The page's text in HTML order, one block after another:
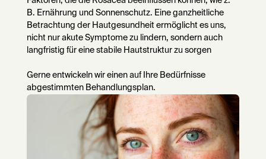
B. Ernährung und Sonnenschutz. Eine ganzheitliche
Betrachtung der Hautgesundheit ermöglicht es uns,
nicht nur akute Symptome zu lindern, sondern auch
langfristig für eine stabile Hautstruktur zu sorgen
Gerne entwickeln wir einen auf Ihre Bedürfnisse
abgestimmten Behandlungsplan.